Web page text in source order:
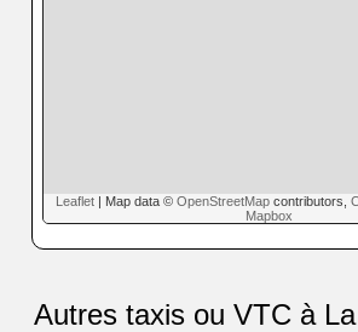
Leaflet | Map data © OpenStreetMap contributors,
Mapbox
Autres taxis ou VTC à